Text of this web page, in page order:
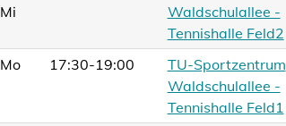
Mi
Waldschulallee -
Tennishalle Feld2
Mo 17:30-19:00
TU-Sportzentrum
Waldschulallee -
Tennishalle Feld1